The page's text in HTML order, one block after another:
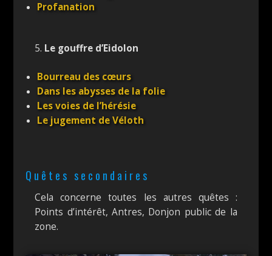
Profanation
5. Le gouffre d’Eidolon
Bourreau des cœurs
Dans les abysses de la folie
Les voies de l’hérésie
Le jugement de Véloth
Quêtes secondaires
Cela concerne toutes les autres quêtes :
Points d’intérêt, Antres, Donjon public de la
zone.